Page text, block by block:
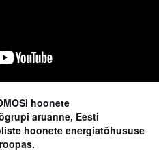
hoonete
aruanne, Eesti
hoonete energiatõhususe